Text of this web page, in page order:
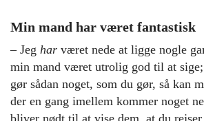
Min mand har været fantastisk
– Jeg har været nede at ligge nogle
min mand været utrolig god til at
gør sådan noget, som du gør, så kan
der en gang imellem kommer noget
bliver nødt til at vise dem, at du